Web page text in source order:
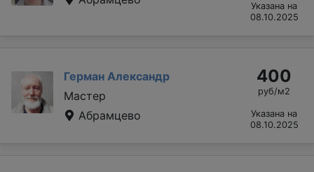
Указана на
08.10.2025
Герман Александр
Мастер
Абрамцево
400
руб/м2
Указана на
08.10.2025